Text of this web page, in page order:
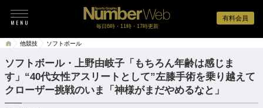
有料会員
毎日6時・11時・17時更新
他競技 ソフトボール
ソフトボール・上野由岐子「もちろん年齢は感じま
す」“40代女性アスリートとして”左膝手術を乗り越えて
クローザー挑戦のいま「神様がまだやめるなと」